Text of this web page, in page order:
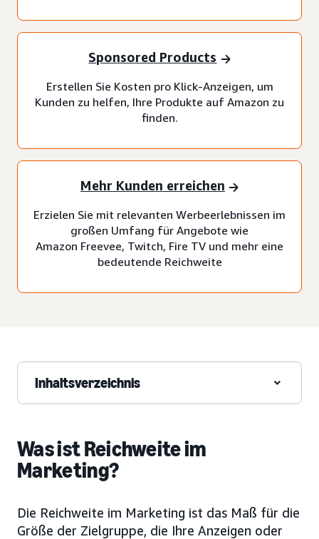
Sponsored Products
Erstellen Sie Kosten pro Klick-Anzeigen, um
Kunden zu helfen, Ihre Produkte auf Amazon zu
finden.
Mehr Kunden erreichen
Erzielen Sie mit relevanten Werbeerlebnissen im
großen Umfang für Angebote wie
Amazon Freevee, Twitch, Fire TV und mehr eine
bedeutende Reichweite
Inhaltsverzeichnis
Was ist Reichweite im
Marketing?
Die Reichweite im Marketing ist das Maß für die
Größe der Zielgruppe, die Ihre Anzeigen oder